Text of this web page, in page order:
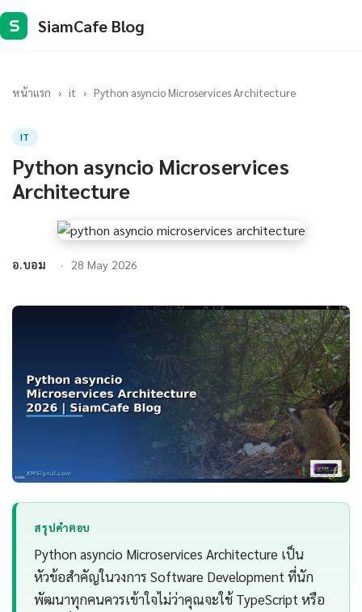
S SiamCafe Blog
หน้าแรก › it › Python asyncio Microservices Architecture
IT
Python asyncio Microservices
Architecture
อ.บอม 28 May 2026
สรุปคำตอบ
Python asyncio Microservices Architecture เป็น
หัวข้อสำคัญในวงการ Software Development ที่นัก
พัฒนาทุกคนควรเข้าใจไม่ว่าคุณจะใช้ TypeScript หรือ